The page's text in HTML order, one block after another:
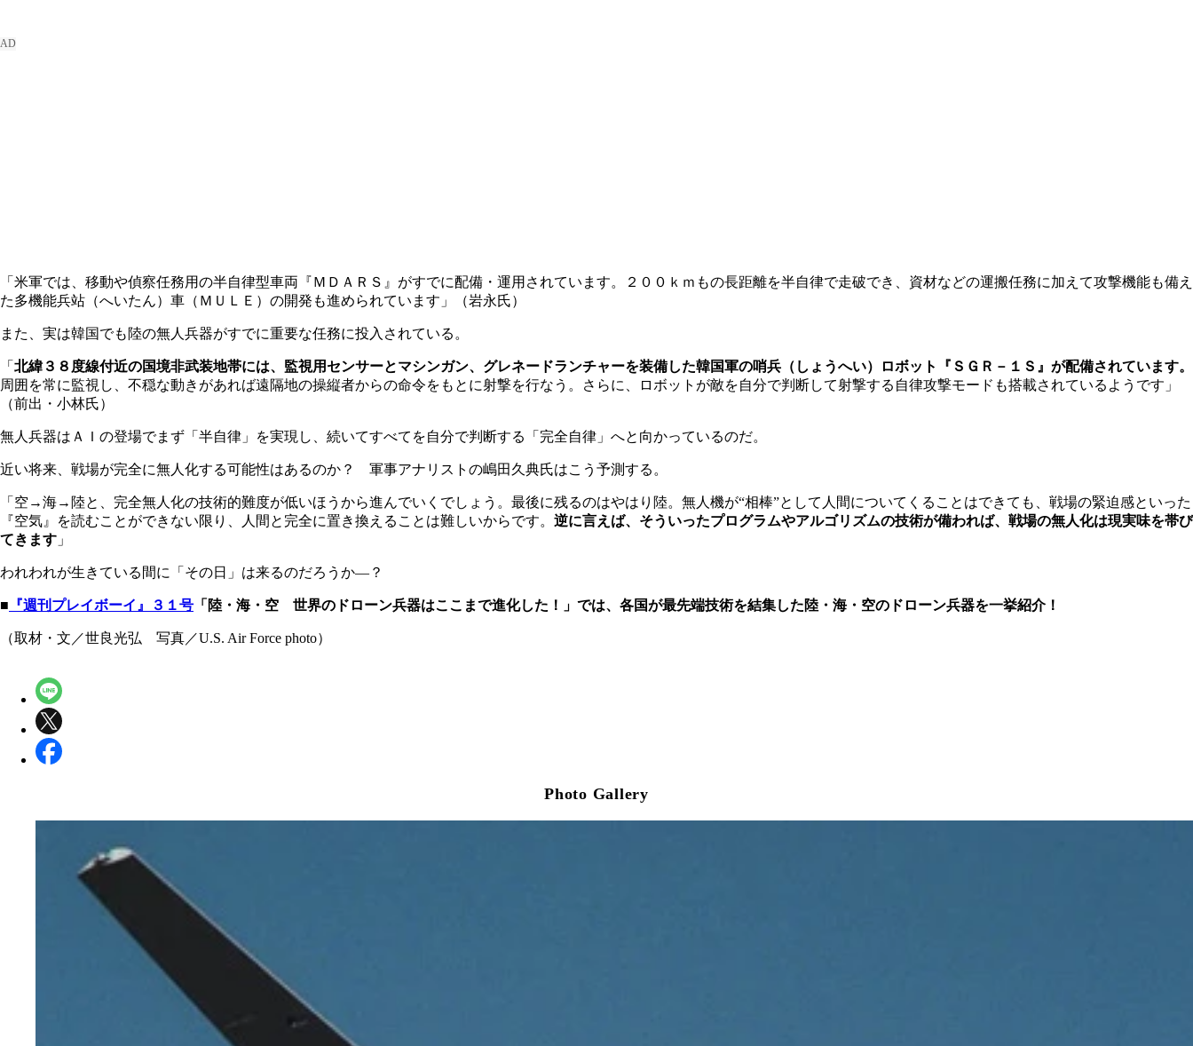
「米軍では、移動や偵察任務用の半自律型車両『ＭＤＡＲＳ』がすでに配備・運用されています。２００ｋｍもの長距離を半自律で走破でき、資材などの運搬任務に加えて攻撃機能も備え
た多機能兵站（へいたん）車（ＭＵＬＥ）の開発も進められています」（岩永氏）
また、実は韓国でも陸の無人兵器がすでに重要な任務に投入されている。
「 北緯３８度線付近の国境非武装地帯には、監視用センサーとマシンガン、グレネードランチャーを装備した韓国軍の哨兵（しょうへい）ロボット『ＳＧＲ－１Ｓ』が配備されています。
周囲を常に監視し、不穏な動きがあれば遠隔地の操縦者からの命令をもとに射撃を行なう。さらに、ロボットが敵を自分で判断して射撃する自律攻撃モードも搭載されているようです」
（前出・小林氏）
無人兵器はＡＩの登場でまず「半自律」を実現し、続いてすべてを自分で判断する「完全自律」へと向かっているのだ。
近い将来、戦場が完全に無人化する可能性はあるのか？ 軍事アナリストの嶋田久典氏はこう予測する。
「空→海→陸と、完全無人化の技術的難度が低いほうから進んでいくでしょう。最後に残るのはやはり陸。無人機が“相棒”として人間についてくることはできても、戦場の緊迫感といった
『空気』を読むことができない限り、人間と完全に置き換えることは難しいからです。 逆に言えば、そういったプログラムやアルゴリズムの技術が備われば、戦場の無人化は現実味を帯び
てきます 」
われわれが生きている間に「その日」は来るのだろうか―？
■ 『週刊プレイボーイ』３１号 「陸・海・空 世界のドローン兵器はここまで進化した！」では、各国が最先端技術を結集した陸・海・空のドローン兵器を一挙紹介！
（取材・文／世良光弘 写真／U.S. Air Force photo）
Photo Gallery